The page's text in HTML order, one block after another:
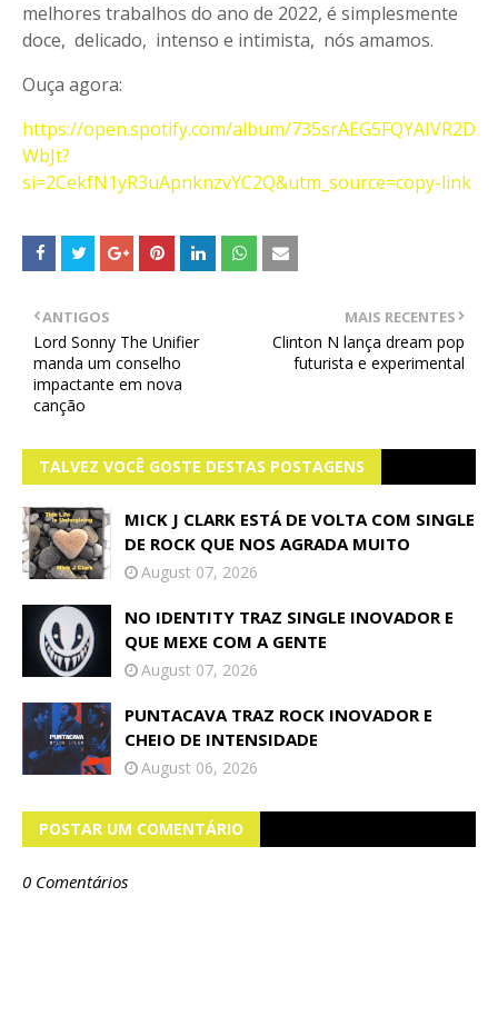
melhores trabalhos do ano de 2022, é simplesmente
doce, delicado, intenso e intimista, nós amamos.
Ouça agora:
https://open.spotify.com/album/735srAEG5FQYAIVR2D
WbJt?
si=2CekfN1yR3uApnknzvYC2Q&utm_source=copy-link
MAIS RECENTES
Clinton N lança dream pop
futurista e experimental
ANTIGOS
Lord Sonny The Unifier
manda um conselho
impactante em nova
canção
TALVEZ VOCÊ GOSTE DESTAS POSTAGENS
MICK J CLARK ESTÁ DE VOLTA COM SINGLE
DE ROCK QUE NOS AGRADA MUITO
August 07, 2026
NO IDENTITY TRAZ SINGLE INOVADOR E
QUE MEXE COM A GENTE
August 07, 2026
PUNTACAVA TRAZ ROCK INOVADOR E
CHEIO DE INTENSIDADE
August 06, 2026
POSTAR UM COMENTÁRIO
0 Comentários